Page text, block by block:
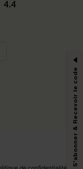
4.4
E-mail
de recevoir des e-mails
de Cupshe et
recommander des
Politique deS'abonner & Recevoir le code